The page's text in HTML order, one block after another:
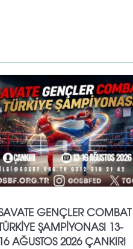
GENÇLER COMBAT
ŞAMPİYONASI 13-
16 AĞUSTOS 2026 ÇANKIRI